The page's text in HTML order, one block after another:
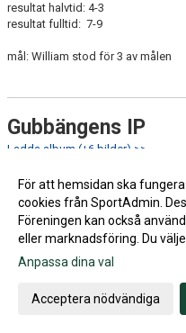
resultat halvtid: 4-3
resultat fulltid: 7-9
mål: William stod för 3 av målen
Gubbängens IP
Ladda album (+6 bilder) >>
MV: Leon Andersson
kapten: Leonidas
mål:
Radwan 9’
För att hemsidan ska
cookies från SportAdmin.
Föreningen kan också
eller marknadsföring. Du
Anpassa dina val
Acceptera nödvändiga